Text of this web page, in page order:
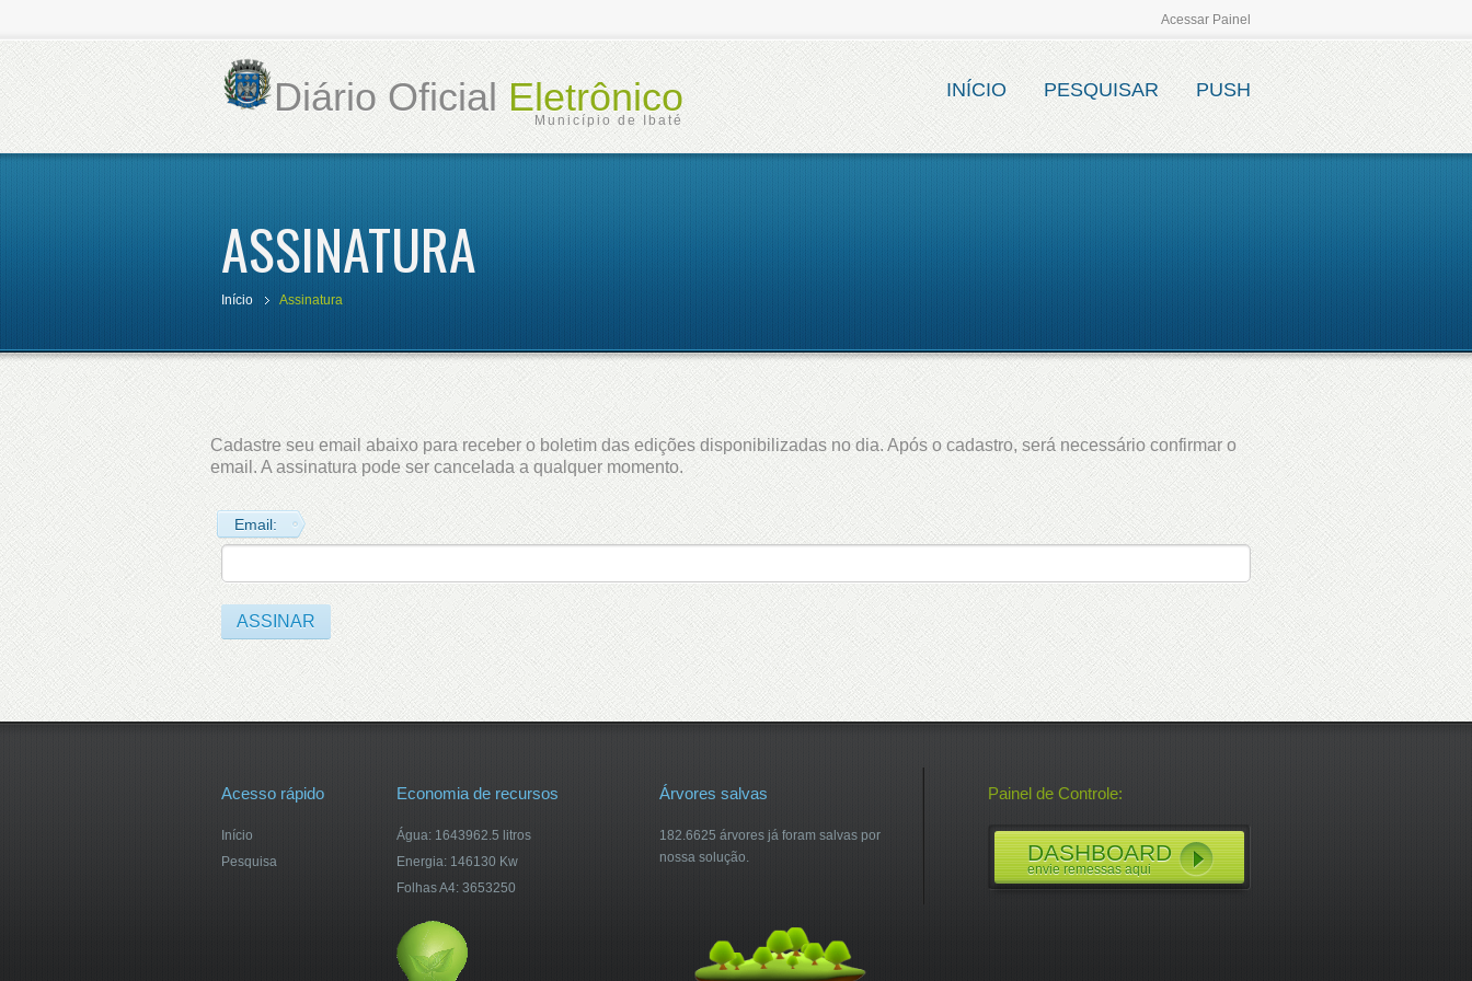
Acessar Painel
Diário OficialEletrônico
Município de Ibaté
INÍCIO PESQUISAR PUSH
ASSINATURA
Início Assinatura
Cadastre seu email abaixo para receber o boletim das edições disponibilizadas no dia. Após o cadastro, será necessário confirmar o
email. A assinatura pode ser cancelada a qualquer momento.
Email:
Acesso rápido
Início
Pesquisa
Economia de recursos
Água: 1643962.5 litros
Energia: 146130 Kw
Folhas A4: 3653250
Árvores salvas
182.6625 árvores já foram salvas por
nossa solução.
Painel de Controle:
DASHBOARD
envie remessas aqui